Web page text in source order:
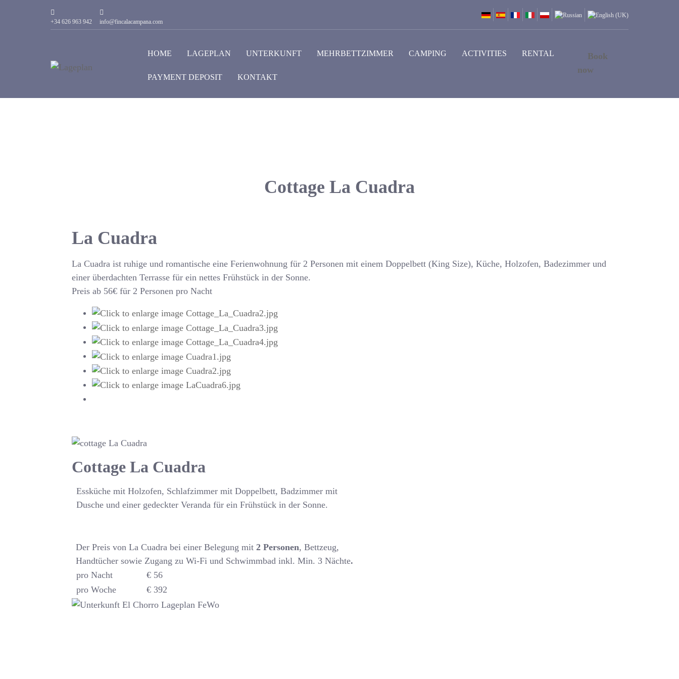
+34 626 963 942 info@fincalacampana.com
HOME LAGEPLAN UNTERKUNFT MEHRBETTZIMMER CAMPING ACTIVITIES RENTAL
PAYMENT DEPOSIT KONTAKT
Book
now
Cottage La Cuadra
La Cuadra
La Cuadra ist ruhige und romantische eine Ferienwohnung für 2 Personen mit einem Doppelbett (King Size), Küche, Holzofen, Badezimmer und
einer überdachten Terrasse für ein nettes Frühstück in der Sonne.
Preis ab 56€ für 2 Personen pro Nacht
Cottage La Cuadra
Essküche mit Holzofen, Schlafzimmer mit Doppelbett, Badzimmer mit
Dusche und einer gedeckter Veranda für ein Frühstück in der Sonne.
Der Preis von La Cuadra bei einer Belegung mit2 Personen, Bettzeug,
Handtücher sowie Zugang zu Wi-Fi und Schwimmbad inkl. Min. 3 Nächte.
pro Nacht
€ 56
pro Woche
€ 392